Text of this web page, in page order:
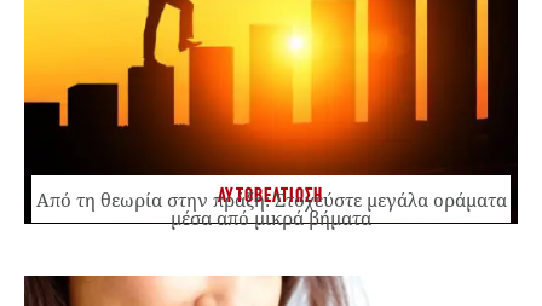
ΑΥΤΟΒΕΛΤΙΩΣΗ
Από τη θεωρία στην πράξη: Στοχεύστε μεγάλα οράματα
μέσα από μικρά βήματα